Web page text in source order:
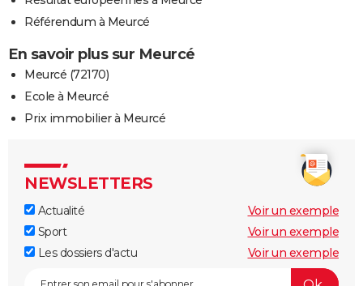
Référendum à Meurcé
En savoir plus sur Meurcé
Meurcé (72170)
Ecole à Meurcé
Prix immobilier à Meurcé
NEWSLETTERS
Actualité
Voir un exemple
Sport
Voir un exemple
Les dossiers d'actu
Voir un exemple